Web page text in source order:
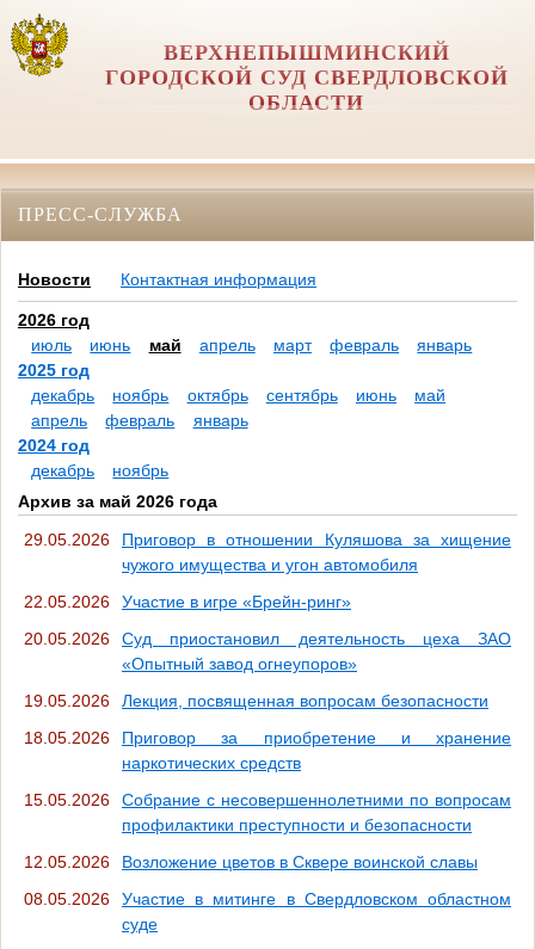
ВЕРХНЕПЫШМИНСКИЙ
ГОРОДСКОЙ СУД СВЕРДЛОВСКОЙ
ОБЛАСТИ
ПРЕСС-СЛУЖБА
Новости Контактная информация
2026 год
июль
июнь май апрель март февраль
январь
2025 год
декабрь
ноябрь октябрь сентябрь июнь
май
апрель
февраль
январь
2024 год
декабрь
ноябрь
Архив за май 2026 года
29.05.2026
Приговор в отношении Куляшова за хищение
чужого имущества и угон автомобиля
22.05.2026
Участие в игре «Брейн-ринг»
20.05.2026
Суд приостановил деятельность цеха ЗАО
«Опытный завод огнеупоров»
19.05.2026
Лекция, посвященная вопросам безопасности
18.05.2026
Приговор за приобретение и хранение
наркотических средств
15.05.2026
Собрание с несовершеннолетними по вопросам
профилактики преступности и безопасности
12.05.2026
Возложение цветов в Сквере воинской славы
08.05.2026
Участие в митинге в Свердловском областном
суде